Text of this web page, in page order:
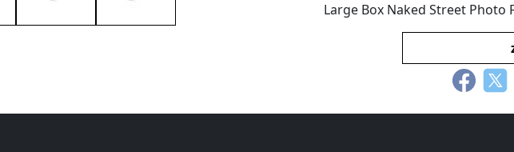
Large Box Naked Street Photo